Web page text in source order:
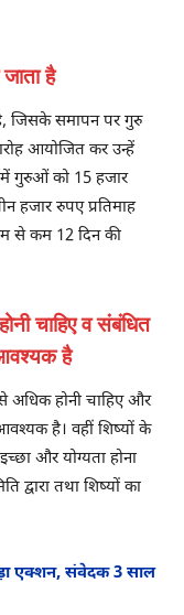
है
है, जिसके समापन पर गुरु
आयोजित कर उन्हें
में गुरुओं को 15 हजार
हजार रुपए प्रतिमाह
से कम 12 दिन की
चाहिए व संबंधित
है
अधिक होनी चाहिए और
है। वहीं शिष्यों के
और योग्यता होना
द्वारा तथा शिष्यों का
एक्शन, संवेदक 3 साल